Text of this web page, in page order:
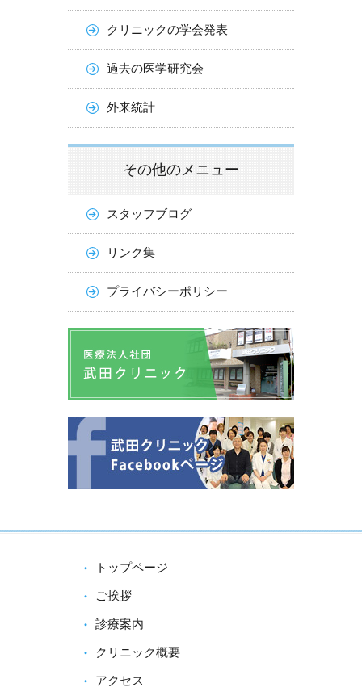
クリニックの学会発表
過去の医学研究会
外来統計
その他のメニュー
スタッフブログ
リンク集
プライバシーポリシー
トップページ
ご挨拶
診療案内
クリニック概要
アクセス